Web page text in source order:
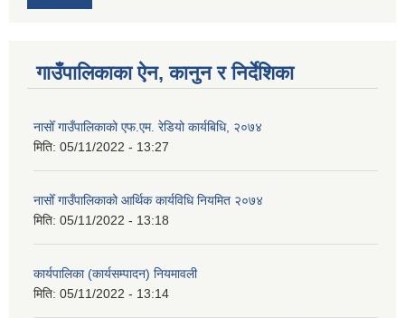
गाउँपालिकाका ऐन, कानुन र निर्देशिका
नासोँ गाउँपालिकाको एफ.एम. रेडियो कार्यबिधि, २०७४
मिति: 05/11/2022 - 13:27
नासोँ गाउँपालिकाको आर्थिक कार्यविधि नियमित २०७४
मिति: 05/11/2022 - 13:18
कार्यपालिका (कार्यसम्पादन) नियमावली
मिति: 05/11/2022 - 13:14